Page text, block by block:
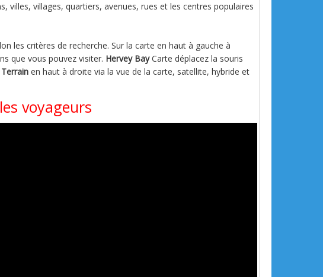
villes, villages, quartiers, avenues, rues et les centres populaires
les critères de recherche. Sur la carte en haut à gauche à
que vous pouvez visiter. Hervey BayCarte déplacez la souris
en haut à droite via la vue de la carte, satellite, hybride et
voyageurs